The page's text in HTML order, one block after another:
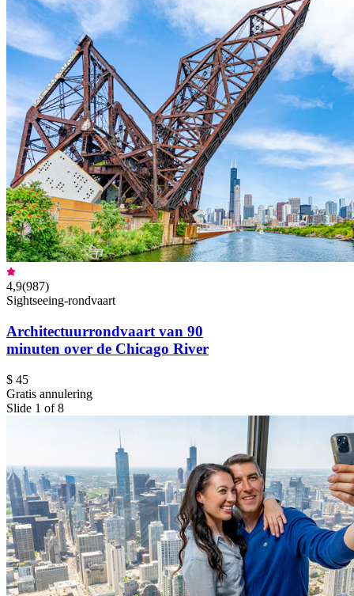
4,9(987)
Sightseeing-rondvaart
Architectuurrondvaart van 90
minuten over de Chicago River
$ 45
Gratis annulering
Slide 1 of 8